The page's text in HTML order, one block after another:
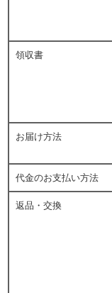
領収書
お届け方法
代金のお支払い方法
返品・交換